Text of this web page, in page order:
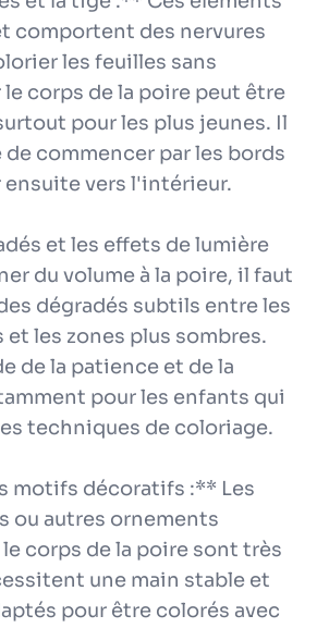
comportent des nervures
les feuilles sans
le corps de la poire peut être
pour les plus jeunes. Il
commencer par les bords
ensuite vers l'intérieur.
et les effets de lumière
du volume à la poire, il faut
dégradés subtils entre les
et les zones plus sombres.
de la patience et de la
pour les enfants qui
techniques de coloriage.
motifs décoratifs :** Les
ou autres ornements
corps de la poire sont très
une main stable et
pour être colorés avec